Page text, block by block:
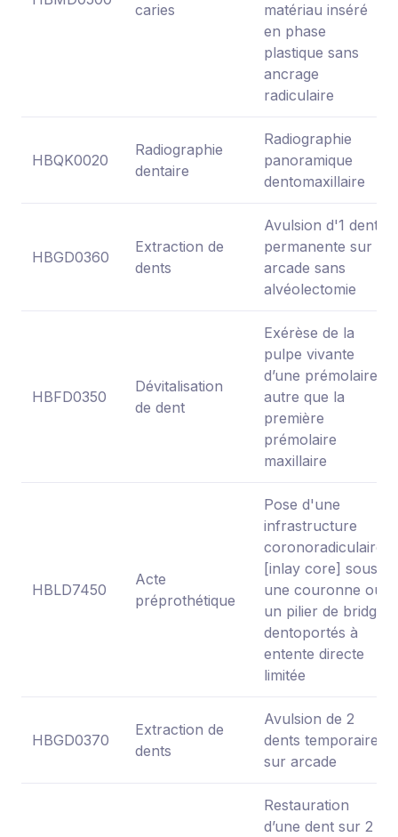
caries
matériau inséré
en phase
plastique sans
ancrage
radiculaire
HBQK0020
Radiographie
dentaire
Radiographie
panoramique
dentomaxillaire
HBGD0360
Extraction de
dents
Avulsion d'1 dent
permanente sur
arcade sans
alvéolectomie
HBFD0350
Dévitalisation
de dent
Exérèse de la
pulpe vivante
d’une prémolaire
autre que la
première
prémolaire
maxillaire
HBLD7450
Acte
préprothétique
Pose d'une
infrastructure
coronoradiculaire
[inlay core] sous
une couronne ou
un pilier de bridge
dentoportés à
entente directe
limitée
HBGD0370
Extraction de
dents
Avulsion de 2
dents temporaires
sur arcade
Restauration
d’une dent sur 2